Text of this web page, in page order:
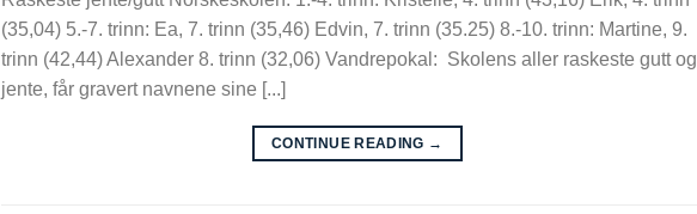
(35,04) 5.-7. trinn: Ea, 7. trinn (35,46) Edvin, 7. trinn (35.25) 8.-10. trinn: Martine, 9.
trinn (42,44) Alexander 8. trinn (32,06) Vandrepokal: Skolens aller raskeste gutt og
jente, får gravert navnene sine [...]
CONTINUE READING →